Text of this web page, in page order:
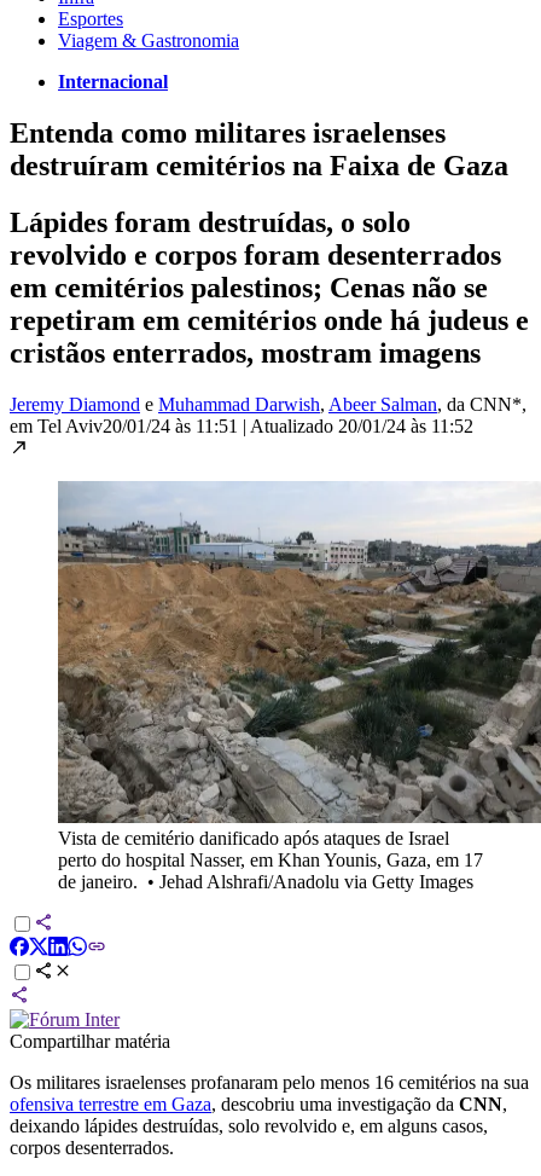
Esportes
Viagem & Gastronomia
Internacional
Entenda como militares israelenses
destruíram cemitérios na Faixa de Gaza
Lápides foram destruídas, o solo
revolvido e corpos foram desenterrados
em cemitérios palestinos; Cenas não se
repetiram em cemitérios onde há judeus e
cristãos enterrados, mostram imagens
Jeremy Diamond e Muhammad Darwish, Abeer Salman, da CNN*,
em Tel Aviv20/01/24 às 11:51 | Atualizado 20/01/24 às 11:52
Vista de cemitério danificado após ataques de Israel
perto do hospital Nasser, em Khan Younis, Gaza, em 17
de janeiro. • Jehad Alshrafi/Anadolu via Getty Images
Compartilhar matéria
Os militares israelenses profanaram pelo menos 16 cemitérios na sua
ofensiva terrestre em Gaza, descobriu uma investigação da CNN,
deixando lápides destruídas, solo revolvido e, em alguns casos,
corpos desenterrados.